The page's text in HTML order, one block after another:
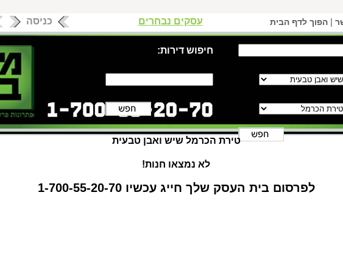
| הפוך לדף הבית כניסה עסקים נבחרים
חיפוש דירות:
טירת הכרמל שיש ואבן טבעית
לא נמצאו חנות!
לפרסום בית העסק שלך חייג עכשיו 1-700-55-20-70